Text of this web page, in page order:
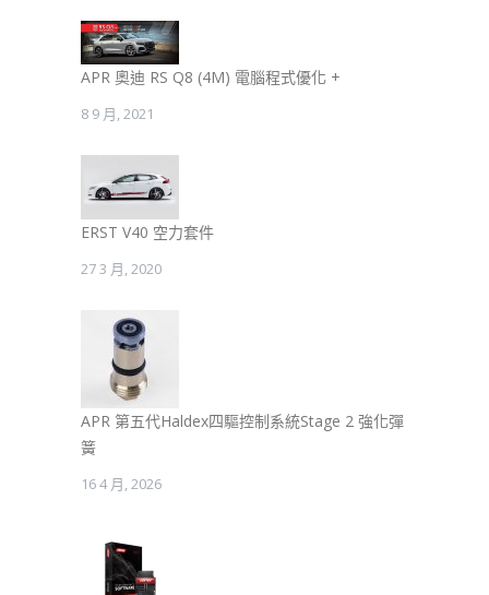
APR 奧迪 RS Q8 (4M) 電腦程式優化 +
8 9 月, 2021
ERST V40 空力套件
27 3 月, 2020
APR 第五代Haldex四驅控制系統Stage 2 強化彈
簧
16 4 月, 2026